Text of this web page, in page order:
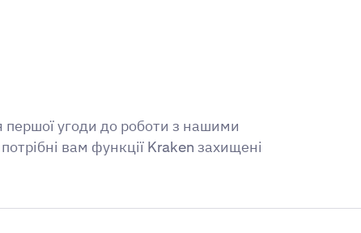
угоди до роботи з нашими
вам функції Kraken захищені